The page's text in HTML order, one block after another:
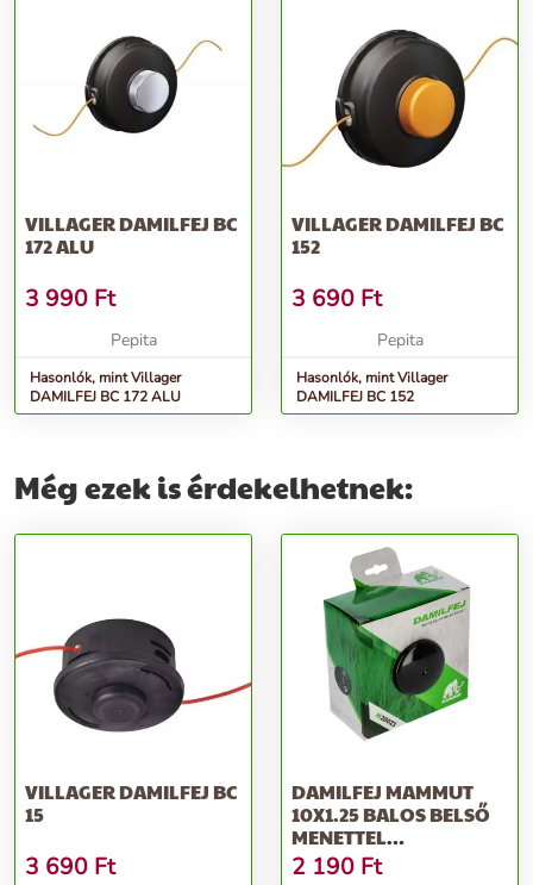
VILLAGER DAMILFEJ BC
172 ALU
3 990 Ft
Pepita
Hasonlók, mint Villager
DAMILFEJ BC 172 ALU
VILLAGER DAMILFEJ BC
152
3 690 Ft
Pepita
Hasonlók, mint Villager
DAMILFEJ BC 152
Még ezek is érdekelhetnek:
VILLAGER DAMILFEJ BC
15
3 690 Ft
DAMILFEJ MAMMUT
10X1.25 BALOS BELSŐ
MENETTEL
UTÁNGYÁRTOTT
2 190 Ft